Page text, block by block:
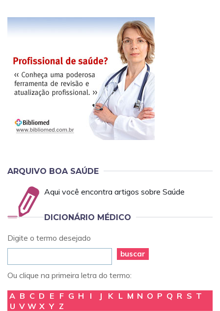
ARQUIVO BOA SAÚDE
Aqui você encontra artigos sobre Saúde
DICIONÁRIO MÉDICO
Digite o termo desejado
buscar
Ou clique na primeira letra do termo:
A B C D E F G H I J K L M N O P Q R S T
U V W X Y Z